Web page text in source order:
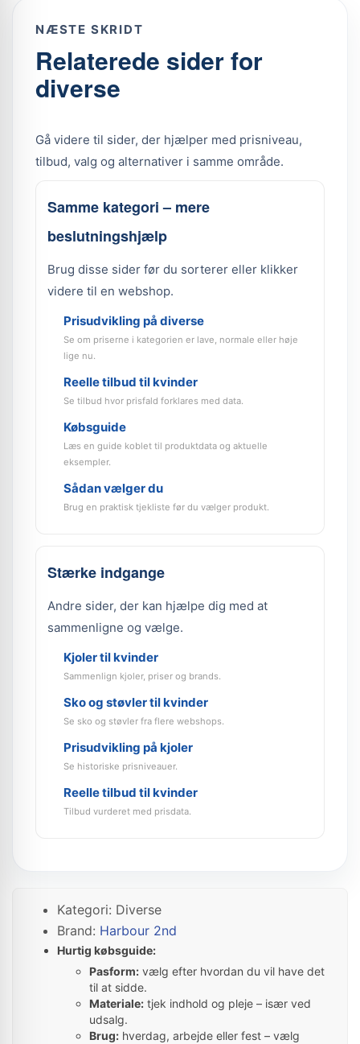
NÆSTE SKRIDT
Relaterede sider for
diverse
Gå videre til sider, der hjælper med prisniveau,
tilbud, valg og alternativer i samme område.
Samme kategori – mere
beslutningshjælp
Brug disse sider før du sorterer eller klikker
videre til en webshop.
Prisudvikling på diverse
Se om priserne i kategorien er lave, normale eller høje
lige nu.
Reelle tilbud til kvinder
Se tilbud hvor prisfald forklares med data.
Købsguide
Læs en guide koblet til produktdata og aktuelle
eksempler.
Sådan vælger du
Brug en praktisk tjekliste før du vælger produkt.
Stærke indgange
Andre sider, der kan hjælpe dig med at
sammenligne og vælge.
Kjoler til kvinder
Sammenlign kjoler, priser og brands.
Sko og støvler til kvinder
Se sko og støvler fra flere webshops.
Prisudvikling på kjoler
Se historiske prisniveauer.
Reelle tilbud til kvinder
Tilbud vurderet med prisdata.
Kategori: Diverse
Brand: Harbour 2nd
Hurtig købsguide:
Pasform: vælg efter hvordan du vil have det
til at sidde.
Materiale: tjek indhold og pleje – især ved
udsalg.
Brug: hverdag, arbejde eller fest – vælg